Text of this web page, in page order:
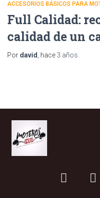
ACCESORIOS BÁSICOS PARA
Full Calidad:
calidad de un
Por david , hace 3 años